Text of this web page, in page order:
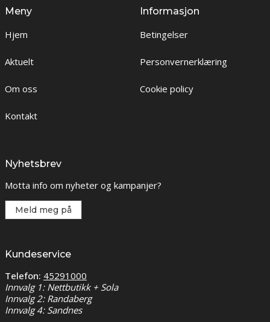
Meny
Hjem
Aktuelt
Om oss
Kontakt
Informasjon
Betingelser
Personvernerklæring
Cookie policy
Nyhetsbrev
Motta info om nyheter og kampanjer?
Meld meg på
Kundeservice
Telefon: 45291000
Innvalg 1: Nettbutikk + Sola
Innvalg 2: Randaberg
Innvalg 4: Sandnes